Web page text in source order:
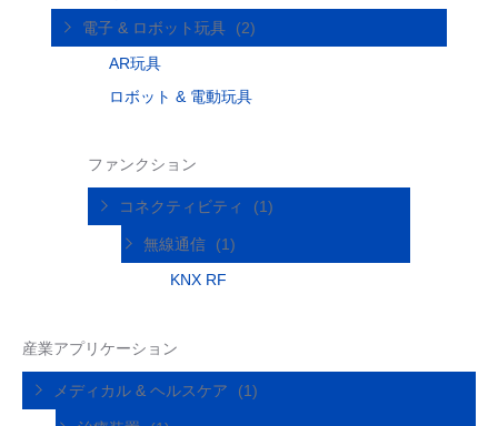
電子 & ロボット玩具
(2)
AR玩具
ロボット & 電動玩具
ファンクション
コネクティビティ (1)
無線通信
(1)
KNX RF
産業アプリケーション
メディカル & ヘルスケア (1)